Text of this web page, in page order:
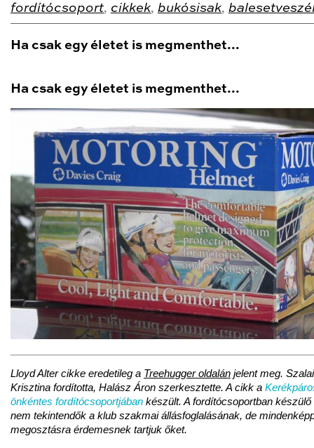
fordítócsoport, cikkek, bukósisak,
Ha csak egy életet is megmenthet...
Ha csak egy életet is megmenthet...
Lloyd Alter cikke eredetileg a Treehugger oldalán jelent meg. Szalai
Krisztina fordította, Halász Áron szerkesztette. A cikk a
önkéntes fordítócsoportjában készült. A fordítócsoportban
nem tekintendők a klub szakmai állásfoglalásának, de
megosztásra érdemesnek tartjuk őket.